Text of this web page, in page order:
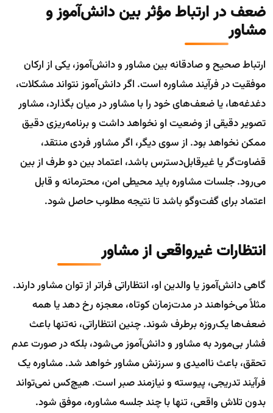
ضعف در ارتباط مؤثر بین دانش‌آموز و
مشاور
ارتباط صحیح و صادقانه بین مشاور و دانش‌آموز، یکی از ارکان
موفقیت در فرآیند مشاوره است. اگر دانش‌آموز نتواند مشکلات،
دغدغه‌ها، یا ضعف‌های خود را با مشاور در میان بگذارد، مشاور
تصویر دقیقی از وضعیت او نخواهد داشت و برنامه‌ریزی دقیق
ممکن نخواهد بود. از سوی دیگر، اگر مشاور فردی منتقد،
قضاوت‌گر یا غیرقابل‌دسترس باشد، اعتماد بین دو طرف از بین
می‌رود. جلسات مشاوره باید محیطی امن، محترمانه و قابل
اعتماد برای گفت‌وگو باشد تا نتیجه مطلوب حاصل شود.
انتظارات غیرواقعی از مشاور
گاهی دانش‌آموز یا والدین او، انتظاراتی فراتر از توان مشاور دارند.
مثلاً می‌خواهند در مدت‌زمان کوتاه، معجزه رخ دهد یا همه
ضعف‌ها یک‌روزه برطرف شوند. چنین انتظاراتی، نه‌تنها باعث
فشار بی‌مورد به مشاور و دانش‌آموز می‌شود، بلکه در صورت عدم
تحقق، باعث ناامیدی و سرزنش مشاور خواهد شد. مشاوره یک
فرآیند تدریجی، پیوسته و نیازمند صبر است. هیچ‌کس نمی‌تواند
بدون تلاش واقعی، تنها با چند جلسه مشاوره، موفق شود.